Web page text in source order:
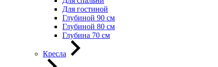
Для гостиной
Глубиной 90 см
Глубиной 80 см
Глубина 70 см
Кресла